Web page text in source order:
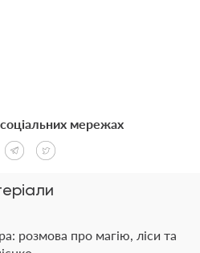
розмова про магію, ліси та
мережах